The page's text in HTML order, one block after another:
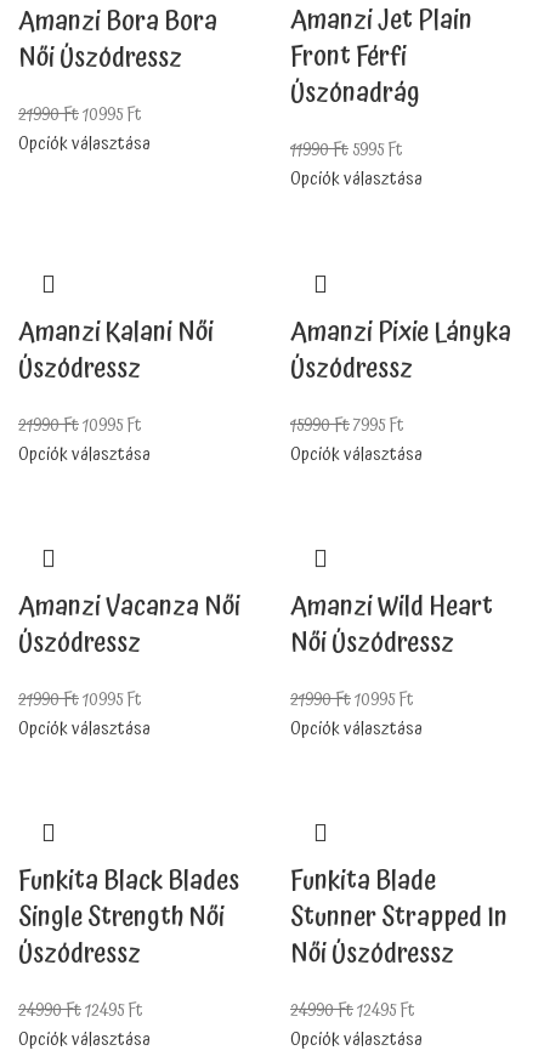
Amanzi Bora Bora
Női Úszódressz
21990Ft10995Ft
Opciók választása
Amanzi Jet Plain
Front Férfi
Úszónadrág
11990Ft5995Ft
Opciók választása
Amanzi Kalani Női
Úszódressz
21990Ft10995Ft
Opciók választása
Amanzi Pixie Lányka
Úszódressz
15990Ft7995Ft
Opciók választása
Amanzi Vacanza Női
Úszódressz
21990Ft10995Ft
Opciók választása
Amanzi Wild Heart
Női Úszódressz
21990Ft10995Ft
Opciók választása
Funkita Black Blades
Single Strength Női
Úszódressz
24990Ft12495Ft
Opciók választása
Funkita Blade
Stunner Strapped In
Női Úszódressz
24990Ft12495Ft
Opciók választása